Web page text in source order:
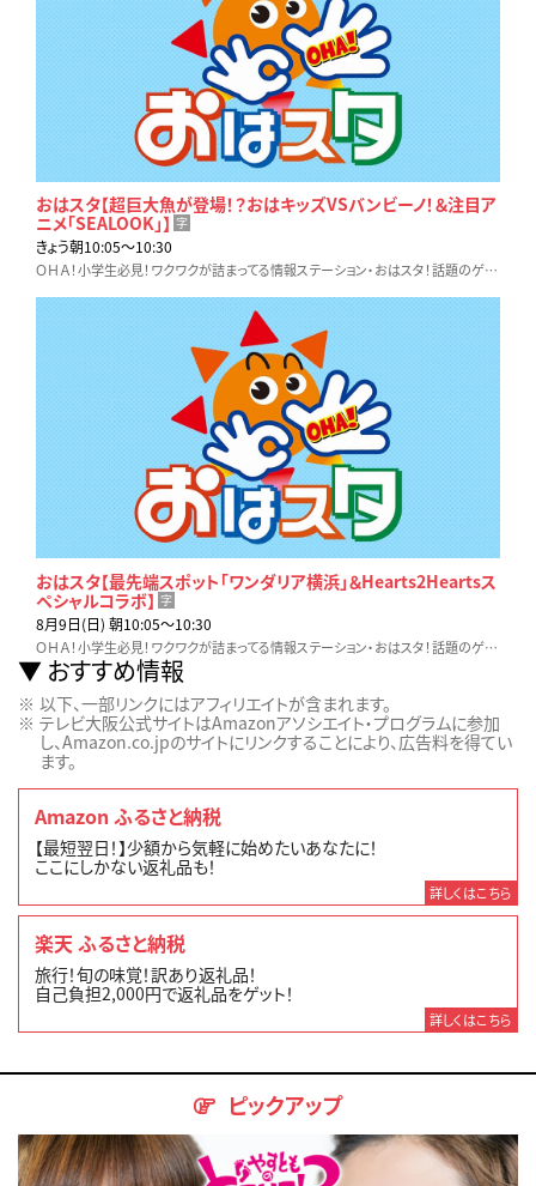
おはスタ【超巨大魚が登場！？おはキッズVSバンビーノ！＆注目ア
ニメ「SEALOOK」】 字
きょう朝10:05〜10:30
ＯＨＡ！小学生必見！ワクワクが詰まってる情報ステーション・おはスタ！話題のゲームやホビー、アニメ、映画など…見逃せない最新情報をお届け！！
おはスタ【最先端スポット「ワンダリア横浜」＆Hearts2Heartsス
ペシャルコラボ】 字
8月9日(日) 朝10:05〜10:30
ＯＨＡ！小学生必見！ワクワクが詰まってる情報ステーション・おはスタ！話題のゲームやホビー、アニメ、映画など…見逃せない最新情報をお届け！！
おすすめ情報
以下、一部リンクにはアフィリエイトが含まれます。
テレビ大阪公式サイトはAmazonアソシエイト・プログラムに参加
し、Amazon.co.jpのサイトにリンクすることにより、広告料を得てい
ます。
Amazon ふるさと納税
【最短翌日！】少額から気軽に始めたいあなたに！
ここにしかない返礼品も！
詳しくはこちら
楽天 ふるさと納税
旅行！旬の味覚！訳あり返礼品！
自己負担2,000円で返礼品をゲット！
詳しくはこちら
ピックアップ